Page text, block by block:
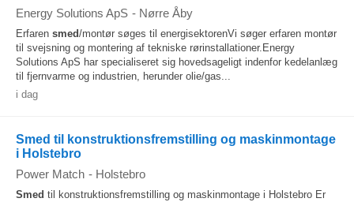
Energy Solutions ApS - Nørre Åby
Erfaren smed/montør søges til energisektorenVi søger erfaren montør
til svejsning og montering af tekniske rørinstallationer.Energy
Solutions ApS har specialiseret sig hovedsageligt indenfor kedelanlæg
til fjernvarme og industrien, herunder olie/gas...
i dag
Smed til konstruktionsfremstilling og maskinmontage
i Holstebro
Power Match - Holstebro
Smed til konstruktionsfremstilling og maskinmontage i Holstebro Er